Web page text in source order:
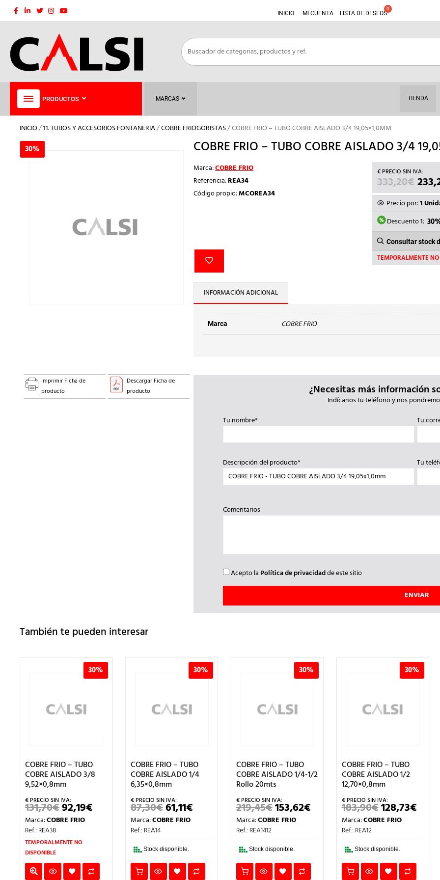
Saltar
INICIO MI CUENTA LISTA DE DESEOS
PRODUCTOS MARCAS TIENDA
INICIO/11. TUBOS Y ACCESORIOS FONTANERIA/COBRE FRIOGORISTAS/ COBRE FRIO – TUBO COBRE AISLADO 3/4 19,05×1,0MM
30% COBRE FRIO – TUBO COBRE AISLADO 3/4
Marca:COBRE FRIO
Referencia:REA34
Código propio:MCOREA34
333,20€ EL
ERA:
Precio por:1
Descuento 1:
Consultar stock
TEMPORALMENTE
INFORMACIÓN ADICIONAL
Marca COBRE FRIO
30%
Imprimir Ficha de
producto
Descargar Ficha de
producto
¿Necesitas más información
Indícanos tu teléfono y nos
Tu nombre*
Tu
Descripción del producto* Tu
Comentarios
Acepto la Política de privacidadde este sitio
También te pueden interesar
30%
COBRE FRIO – TUBO
COBRE AISLADO 3/8
9,52×0,8mm
131,70€EL
PRECIO
ORIGINAL
131,70€.
92,19€
Marca:COBRE FRIO
Ref.: REA38
TEMPORALMENTE NO
DISPONIBLE
30%
COBRE FRIO – TUBO
COBRE AISLADO 1/4
6,35×0,8mm
87,30€EL
PRECIO
ORIGINAL
61,11€EL
PRECIO
Marca:COBRE FRIO
Ref.: REA14
Stock disponible.
30%
COBRE FRIO – TUBO
COBRE AISLADO 1/4-1/2
Rollo 20mts
219,45€EL
PRECIO
ORIGINAL
153,62€EL
PRECIO
ACTUAL
Marca:COBRE FRIO
Ref.: REA1412
Stock disponible.
30%
COBRE FRIO – TUBO
COBRE AISLADO 1/2
12,70×0,8mm
183,90€EL
PRECIO
ORIGINAL
128,73€EL
Marca:COBRE FRIO
Ref.: REA12
Stock disponible.